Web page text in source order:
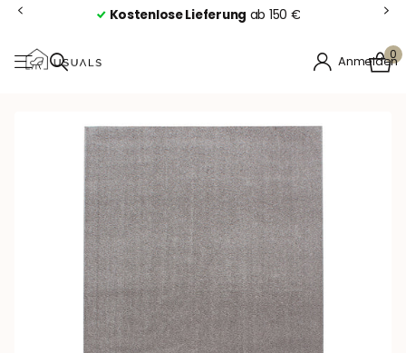
Kostenlose Lieferung ab 150 €
Anmelden
0